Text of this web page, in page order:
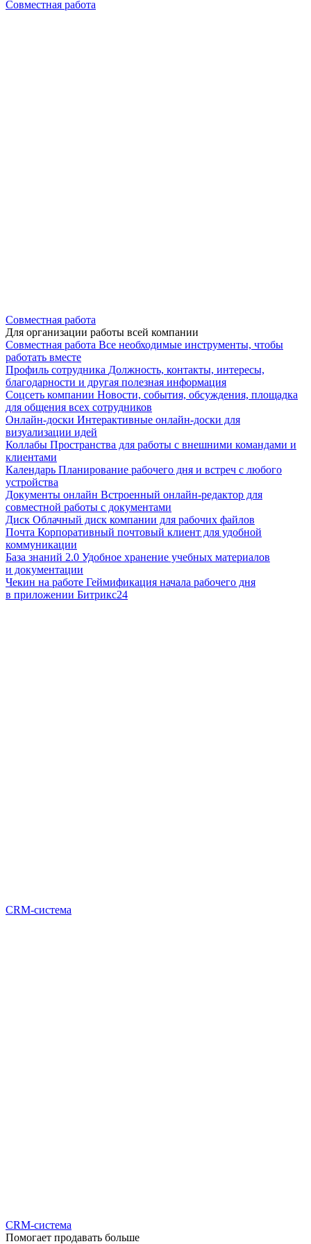
Совместная работа
Совместная работа
Для организации работы всей компании
Совместная работа Все необходимые инструменты, чтобы
работать вместе
Профиль сотрудника Должность, контакты, интересы,
благодарности и другая полезная информация
Соцсеть компании Новости, события, обсуждения, площадка
для общения всех сотрудников
Онлайн-доски Интерактивные онлайн-доски для
визуализации идей
Коллабы Пространства для работы с внешними командами и
клиентами
Календарь Планирование рабочего дня и встреч с любого
устройства
Документы онлайн Встроенный онлайн-редактор для
совместной работы с документами
Диск Облачный диск компании для рабочих файлов
Почта Корпоративный почтовый клиент для удобной
коммуникации
База знаний 2.0 Удобное хранение учебных материалов
и документации
Чекин на работе Геймификация начала рабочего дня
в приложении Битрикс24
CRM-система
CRM-система
Помогает продавать больше